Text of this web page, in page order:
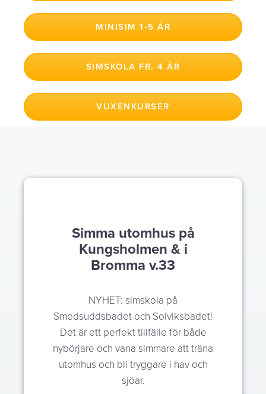
EasyLiving – Städning
Schema & Anmälan
Varukorg
MINISIM 1-5 ÅR
SIMSKOLA FR. 4 ÅR
VUXENKURSER
Simma utomhus på
Kungsholmen & i
Bromma v.33
NYHET: simskola på
Smedsuddsbadet och Solviksbadet!
Det är ett perfekt tillfälle för både
nybörjare och vana simmare att träna
utomhus och bli tryggare i hav och
sjöar.